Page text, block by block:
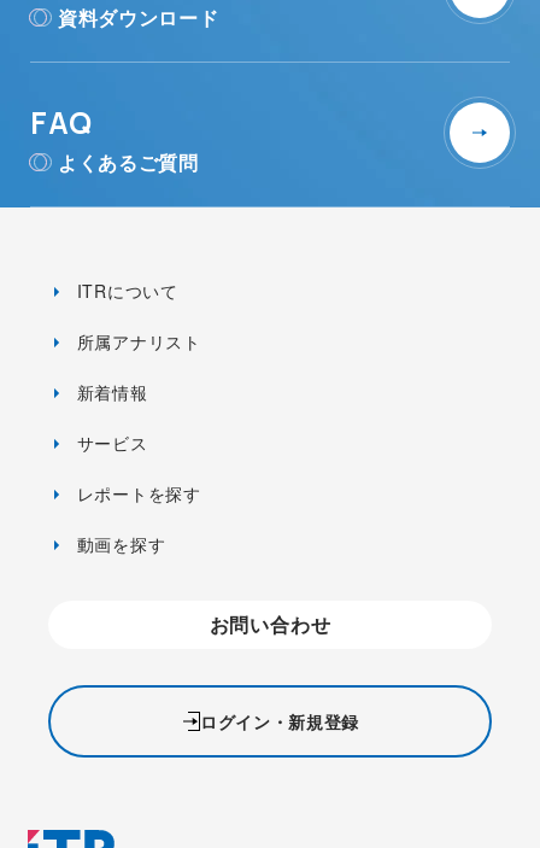
資料ダウンロード
FAQ
よくあるご質問
ITRについて
所属アナリスト
新着情報
サービス
レポートを探す
動画を探す
お問い合わせ
ログイン・新規登録